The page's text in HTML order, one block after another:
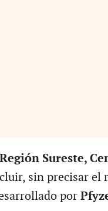
Sureste,
sin precisar el
por